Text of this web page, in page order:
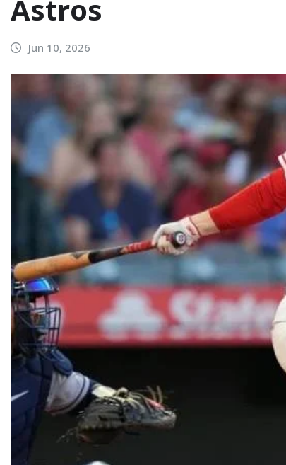
Astros
Jun 10, 2026